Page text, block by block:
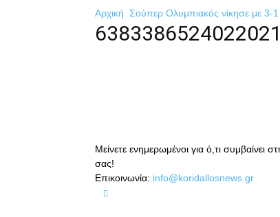
Αρχική Σούπερ Ολυμπιακός νίκησε με 3-1
Μείνετε ενημερωμένοι για ό,τι συμβαίνει
σας!
Επικοινωνία: info@koridallosnews.gr